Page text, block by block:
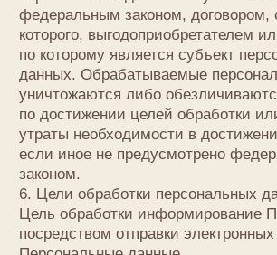
сторонними сервисами, в том числе платежными
системами, средствами связи и другими
поставщиками услуг, хранится и обрабатывается
указанными лицами (Операторами)
в соответствии с их Пользовательским
соглашением и Политикой конфиденциальности.
Субъект персональных данных и/или
с указанными документами. Оператор не несет
ответственность за действия третьих лиц, в том
числе указанных в настоящем пункте поставщиков
услуг.
8.6. Установленные субъектом персональных
данных запреты на передачу (кроме
предоставления доступа), а также на обработку
или условия обработки (кроме получения доступа)
персональных данных, разрешенных для
распространения, не действуют в случаях
обработки персональных данных